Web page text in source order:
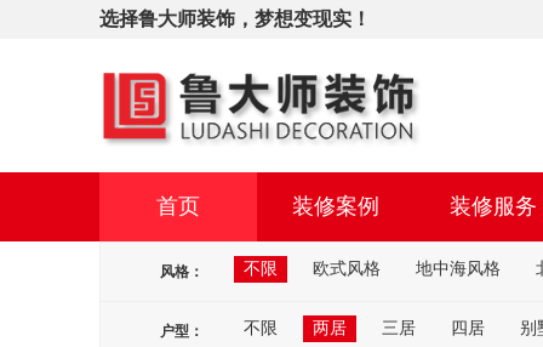
选择鲁大师装饰，梦想变现实！
首页 装修案例 装修服务
风格： 不限 欧式风格 地中海风格
户型： 不限 两居 三居 四居 别